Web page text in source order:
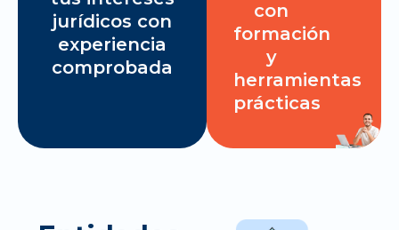
jurídicos con
experiencia
comprobada
con
formación
y
herramientas
prácticas